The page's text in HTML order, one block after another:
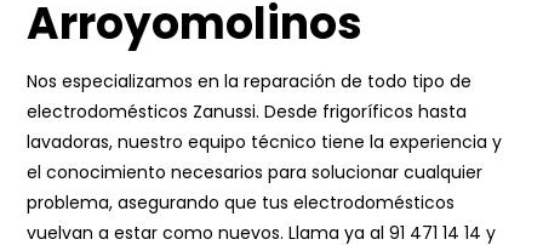
Arroyomolinos
Nos especializamos en la reparación de todo tipo de
electrodomésticos Zanussi. Desde frigoríficos hasta
lavadoras, nuestro equipo técnico tiene la experiencia y
el conocimiento necesarios para solucionar cualquier
problema, asegurando que tus electrodomésticos
vuelvan a estar como nuevos. Llama ya al91 471 14 14 y